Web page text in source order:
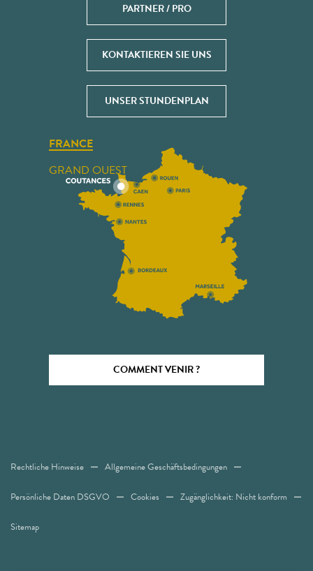
PARTNER / PRO
KONTAKTIEREN SIE UNS
UNSER STUNDENPLAN
FRANCE
GRAND OUEST
COMMENT VENIR ?
Rechtliche Hinweise Allgemeine Geschäftsbedingungen
Persönliche Daten DSGVO Cookies Zugänglichkeit: Nicht konform
Sitemap